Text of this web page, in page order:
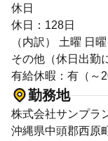
休日
休日：128日
（内訳） 土曜 日
その他（休日出勤
有給休暇：有（～
勤務地
株式会社サンプラ
沖縄県中頭郡西原